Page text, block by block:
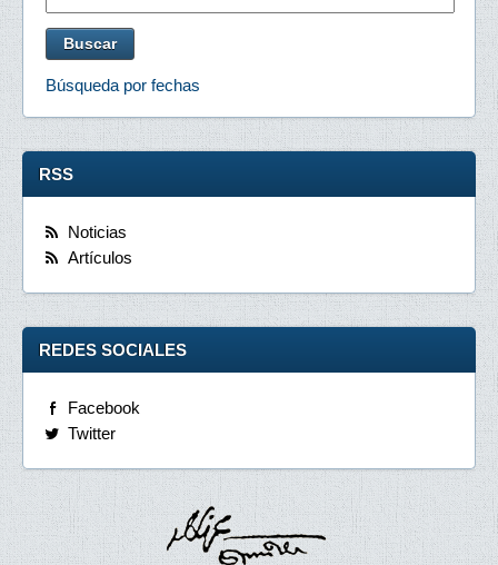
Búsqueda por fechas
RSS
Noticias
Artículos
REDES SOCIALES
Facebook
Twitter